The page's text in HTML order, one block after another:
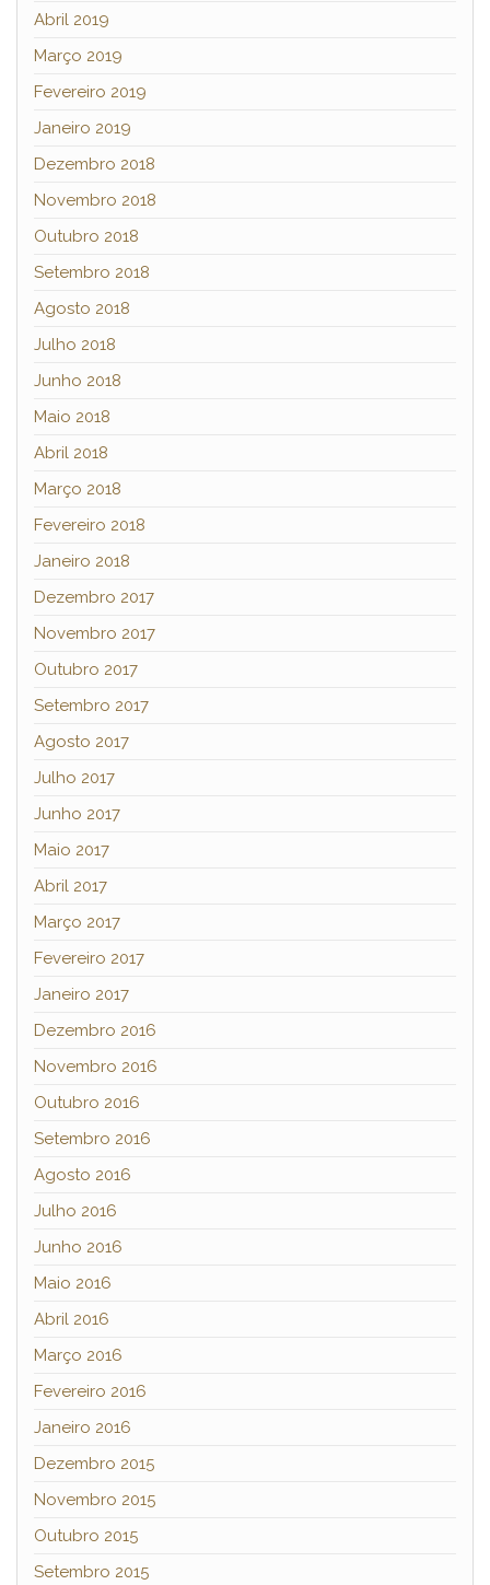
Abril 2019
Março 2019
Fevereiro 2019
Janeiro 2019
Dezembro 2018
Novembro 2018
Outubro 2018
Setembro 2018
Agosto 2018
Julho 2018
Junho 2018
Maio 2018
Abril 2018
Março 2018
Fevereiro 2018
Janeiro 2018
Dezembro 2017
Novembro 2017
Outubro 2017
Setembro 2017
Agosto 2017
Julho 2017
Junho 2017
Maio 2017
Abril 2017
Março 2017
Fevereiro 2017
Janeiro 2017
Dezembro 2016
Novembro 2016
Outubro 2016
Setembro 2016
Agosto 2016
Julho 2016
Junho 2016
Maio 2016
Abril 2016
Março 2016
Fevereiro 2016
Janeiro 2016
Dezembro 2015
Novembro 2015
Outubro 2015
Setembro 2015